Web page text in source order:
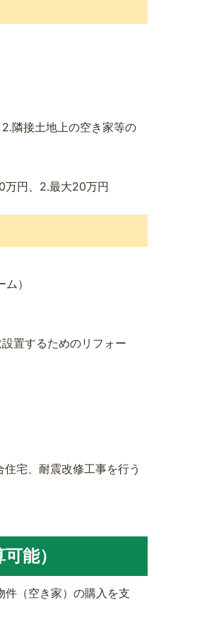
隣接土地上の空き家等の
万円、2.最大20万円
）
置するためのリフォー
宅、耐震改修工事を行う
能）
（空き家）の購入を支